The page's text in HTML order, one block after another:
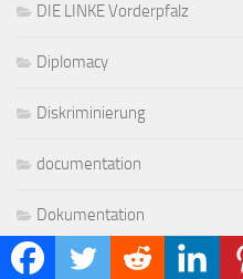
DIE LINKE Vorderpfalz
Diplomacy
Diskriminierung
documentation
Dokumentation
Eilmeldung